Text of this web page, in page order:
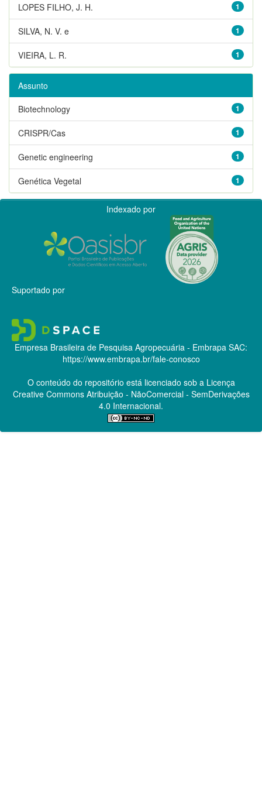
1
LOPES FILHO, J. H.
1
SILVA, N. V. e
1
VIEIRA, L. R.
Assunto
1
Biotechnology
1
CRISPR/Cas
1
Genetic engineering
1
Genética Vegetal
Indexado por
Suportado por
Empresa Brasileira de Pesquisa Agropecuária - Embrapa SAC:
https://www.embrapa.br/fale-conosco
O conteúdo do repositório está licenciado sob a Licença
Creative CommonsAtribuição - NãoComercial - SemDerivações
4.0 Internacional.